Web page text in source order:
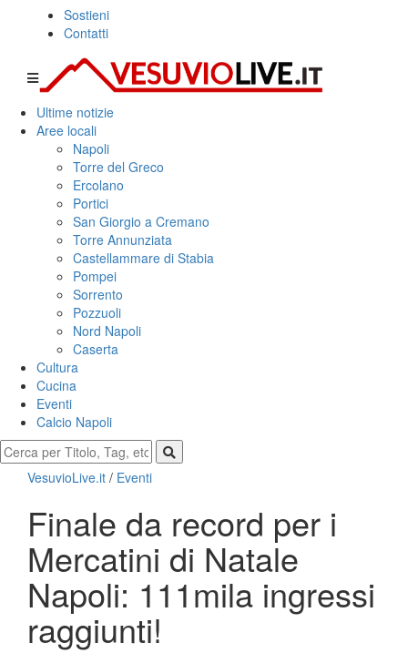
Sostieni
Contatti
Ultime notizie
Aree locali
Napoli
Torre del Greco
Ercolano
Portici
San Giorgio a Cremano
Torre Annunziata
Castellammare di Stabia
Pompei
Sorrento
Pozzuoli
Nord Napoli
Caserta
Cultura
Cucina
Eventi
Calcio Napoli
VesuvioLive.it / Eventi
Finale da record per i
Mercatini di Natale
Napoli: 111mila ingressi
raggiunti!